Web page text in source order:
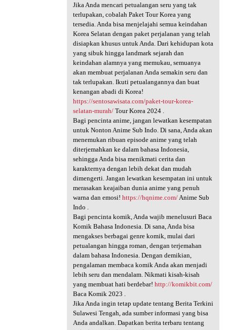
Jika Anda mencari petualangan seru yang tak
terlupakan, cobalah Paket Tour Korea yang
tersedia. Anda bisa menjelajahi semua keindahan
Korea Selatan dengan paket perjalanan yang telah
disiapkan khusus untuk Anda. Dari kehidupan kota
yang sibuk hingga landmark sejarah dan
keindahan alamnya yang memukau, semuanya
akan membuat perjalanan Anda semakin seru dan
tak terlupakan. Ikuti petualangannya dan buat
kenangan abadi di Korea!
https://sentosawisata.com/paket-tour-korea-
selatan-murah/Tour Korea 2024 .
Bagi pencinta anime, jangan lewatkan kesempatan
untuk Nonton Anime Sub Indo. Di sana, Anda akan
menemukan ribuan episode anime yang telah
diterjemahkan ke dalam bahasa Indonesia,
sehingga Anda bisa menikmati cerita dan
karakternya dengan lebih dekat dan mudah
dimengerti. Jangan lewatkan kesempatan ini untuk
merasakan keajaiban dunia anime yang penuh
warna dan emosi! https://hqnime.com/Anime Sub
Indo .
Bagi pencinta komik, Anda wajib menelusuri Baca
Komik Bahasa Indonesia. Di sana, Anda bisa
mengakses berbagai genre komik, mulai dari
petualangan hingga roman, dengan terjemahan
dalam bahasa Indonesia. Dengan demikian,
pengalaman membaca komik Anda akan menjadi
lebih seru dan mendalam. Nikmati kisah-kisah
yang membuat hati berdebar! http://komikbit.com/
Baca Komik 2023 .
Jika Anda ingin tetap update tentang Berita Terkini
Sulawesi Tengah, ada sumber informasi yang bisa
Anda andalkan. Dapatkan berita terbaru tentang